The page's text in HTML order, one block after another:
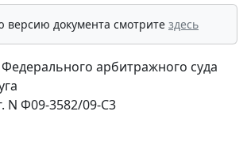
версию документа смотрите здесь
арбитражного суда
N Ф09-3582/09-С3